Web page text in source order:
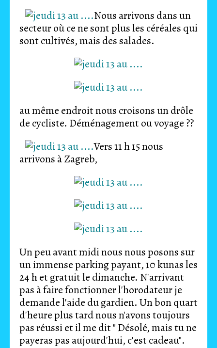
Nous arrivons dans un
secteur où ce ne sont plus les céréales qui
sont cultivés, mais des salades.
au même endroit nous croisons un drôle
de cycliste. Déménagement ou voyage ??
Vers 11 h 15 nous
arrivons à Zagreb,
Un peu avant midi nous nous posons sur
un immense parking payant, 10 kunas les
24 h et gratuit le dimanche. N'arrivant
pas à faire fonctionner l'horodateur je
demande l'aide du gardien. Un bon quart
d'heure plus tard nous n'avons toujours
pas réussi et il me dit " Désolé, mais tu ne
payeras pas aujourd'hui, c'est cadeau".